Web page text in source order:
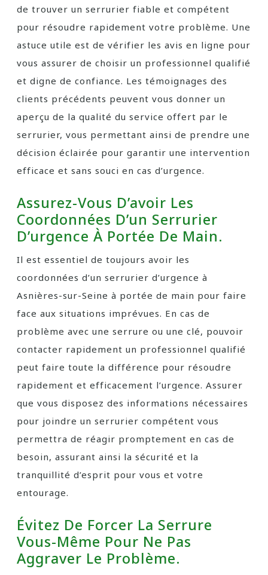
de trouver un serrurier fiable et compétent
pour résoudre rapidement votre problème. Une
astuce utile est de vérifier les avis en ligne pour
vous assurer de choisir un professionnel qualifié
et digne de confiance. Les témoignages des
clients précédents peuvent vous donner un
aperçu de la qualité du service offert par le
serrurier, vous permettant ainsi de prendre une
décision éclairée pour garantir une intervention
efficace et sans souci en cas d’urgence.
Assurez-Vous D’avoir Les
Coordonnées D’un Serrurier
D’urgence À Portée De Main.
Il est essentiel de toujours avoir les
coordonnées d’un serrurier d’urgence à
Asnières-sur-Seine à portée de main pour faire
face aux situations imprévues. En cas de
problème avec une serrure ou une clé, pouvoir
contacter rapidement un professionnel qualifié
peut faire toute la différence pour résoudre
rapidement et efficacement l’urgence. Assurer
que vous disposez des informations nécessaires
pour joindre un serrurier compétent vous
permettra de réagir promptement en cas de
besoin, assurant ainsi la sécurité et la
tranquillité d’esprit pour vous et votre
entourage.
Évitez De Forcer La Serrure
Vous-Même Pour Ne Pas
Aggraver Le Problème.